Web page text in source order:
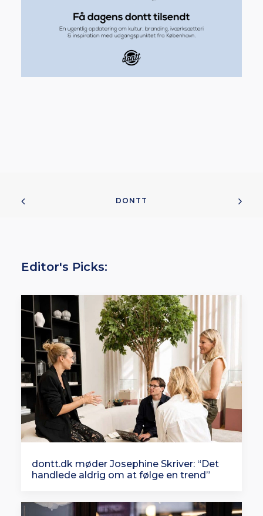
DONTT
Editor's Picks:
dontt.dk møder Josephine Skriver: “Det
handlede aldrig om at følge en trend”